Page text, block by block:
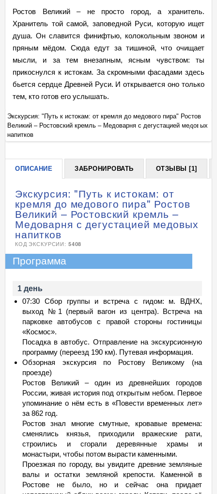
Ростов Великий – не просто город, а хранитель.
Хранитель той самой, заповедной Руси, которую ищет
душа. Он славится финифтью, колокольным звоном и
пряным мёдом. Сюда едут за тишиной, что очищает
мысли, и за тем внезапным, ясным чувством: ты
прикоснулся к истокам. За скромными фасадами здесь
бьется сердце Древней Руси. И открывается оно только
тем, кто готов его услышать.
+
Экскурсия: "Путь к истокам: от кремля до медового пира" Ростов
Великий – Ростовский кремль – Медоварня с дегустацией медовых
напитков
ОПИСАНИЕ ЗАБРОНИРОВАТЬ ОТЗЫВЫ [1]
Экскурсия: "Путь к истокам: от
кремля до медового пира" Ростов
Великий – Ростовский кремль –
Медоварня с дегустацией медовых
напитков
КОД ЭКСКУРСИИ: 5408
Программа
1 день
07:30 Сбор группы и встреча с гидом: м. ВДНХ,
выход №1 (первый вагон из центра). Встреча на
парковке автобусов с правой стороны гостиницы
«Космос».
Посадка в автобус. Отправление на экскурсионную
программу (переезд 190 км). Путевая информация.
Обзорная экскурсия по Ростову Великому (на
проезде)
Ростов Великий – один из древнейших городов
России, живая история под открытым небом. Первое
упоминание о нём есть в «Повести временных лет»
за 862 год.
Ростов знал многие смутные, кровавые времена:
сменялись князья, приходили вражеские рати,
строились и сгорали деревянные храмы и
монастыри, чтобы потом вырасти каменными.
Проезжая по городу, вы увидите древние земляные
валы и остатки земляной крепости. Каменной в
Ростове не было, но и сейчас она придает